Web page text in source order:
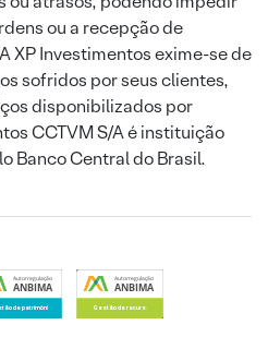
ou a recepção de
XP Investimentos exime-se de
sofridos por seus clientes,
disponibilizados por
CCTVM S/A é instituição
Banco Central do Brasil.